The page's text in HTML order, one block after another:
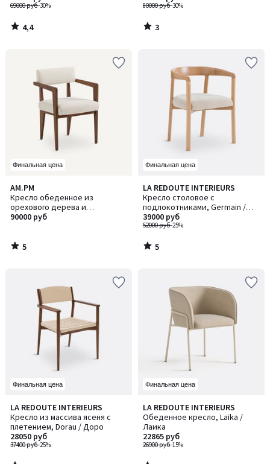
69000 руб-30%
4,4
/
Эммануэля Галлины
80000 руб-30%
3
/
Финальная цена
AM.PM
Кресло обеденное из
орехового дерева и
буклированной ткани, Izag /
90000 руб
5
/
5
5
/
Финальная цена
LA REDOUTE INTERIEURS
Кресло столовое с
подлокотниками, Germain /
Джерман
52000 руб-25%
39000 руб
5
/
5
5
/
Финальная цена
LA REDOUTE INTERIEURS
Кресло из массива ясеня с
плетением, Dorau / Доро
37400 руб-25%
28050 руб
4
/
5
Финальная цена
LA REDOUTE INTERIEURS
Обеденное кресло, Laika /
Лаика
26900 руб-15%
22865 руб
5
/
5